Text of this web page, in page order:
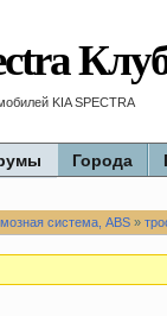
KIA SPECTRA
Города
система, ABS»